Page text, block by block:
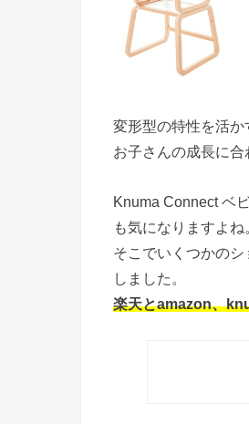
変形型の特性を活か
お子さんの成長に
Knuma Connect ベ
も気になりますよね
そこでいくつかの
しました。
楽天とamazon、